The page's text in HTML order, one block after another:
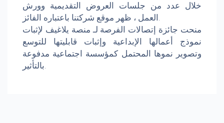
خلال عدد من جلسات العروض التقديمية وورش
العمل ، ظهر موقع شركتنا باعتباره الفائز.
منحت جائزة إتصالات الفرصة لـ منصة يلاغيف لإثبات
نموذج أعمالها الإبداعية وإثبات قابليتها للتوسع
وتصوير نموها المحتمل كمؤسسة اجتماعية مدفوعة
بالتأثير.